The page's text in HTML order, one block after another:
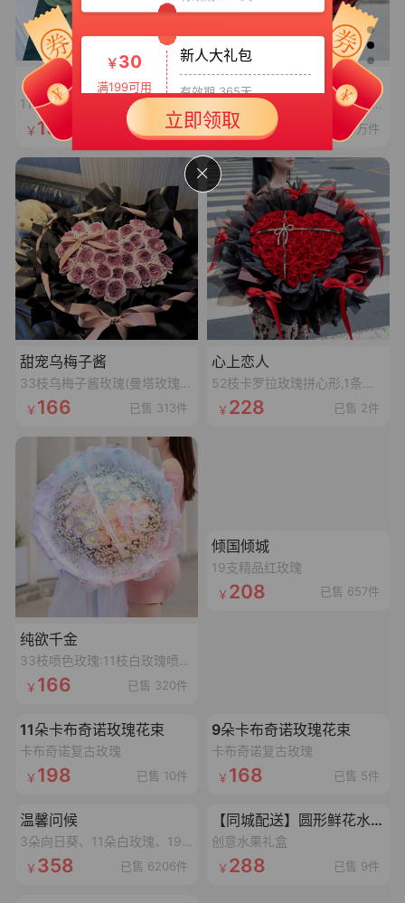
【花样年华】
11朵香槟花束
139 已售 384件
相伴挚爱
11枝卡罗拉红玫瑰、4枝白桔梗、4枝红豆、尤加利叶
96 已售 2.1万件
甜宠乌梅子酱
33枝乌梅子酱玫瑰(曼塔玫瑰喷乌梅子酱漆,拼心形),裸粉色蝴蝶结,裸粉色丝袋绕一圈,1条灯串
166 已售 313件
心上恋人
52枝卡罗拉玫瑰拼心形,1条十字黑色丝带,1个珍珠蝴蝶结,1张精美卡片(样式随机)
228 已售 2件
纯欲千金
33枝喷色玫瑰:11枝白玫瑰喷碎冰蓝漆,11枝白玫瑰喷丁香紫漆,11枝白玫瑰喷香妃粉漆,搭配3个同色满天星,1条丝带,2个鱼尾纱蝴蝶结,1个灯串
166 已售 320件
倾国倾城
19支精品红玫瑰
208 已售 657件
加载失败,点击重试
11朵卡布奇诺玫瑰花束
卡布奇诺复古玫瑰
198 已售 10件
加载失败,点击重试
9朵卡布奇诺玫瑰花束
卡布奇诺复古玫瑰
168 已售 5件
加载失败,点击重试
温馨问候
3朵向日葵、11朵白玫瑰、19朵香槟玫瑰抱抱桶
358 已售 6206件
加载失败,点击重试
【同城配送】圆形鲜花水果礼盒
创意水果礼盒
288 已售 9件
新人大礼包
有效期 365天
50
满399可用
新人专享大礼包3
有效期 365天
立即领取